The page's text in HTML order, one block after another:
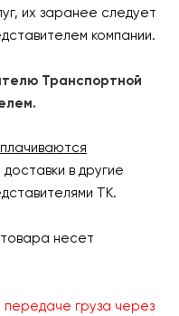
их заранее следует
компании.
Транспортной
в другие
ТК.
несет
груза через